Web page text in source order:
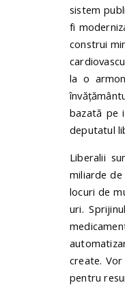
sistem
fi
construi
la o
bazată pe
deputatul
Liberalii
miliarde
locuri de
uri.
create.
pentru